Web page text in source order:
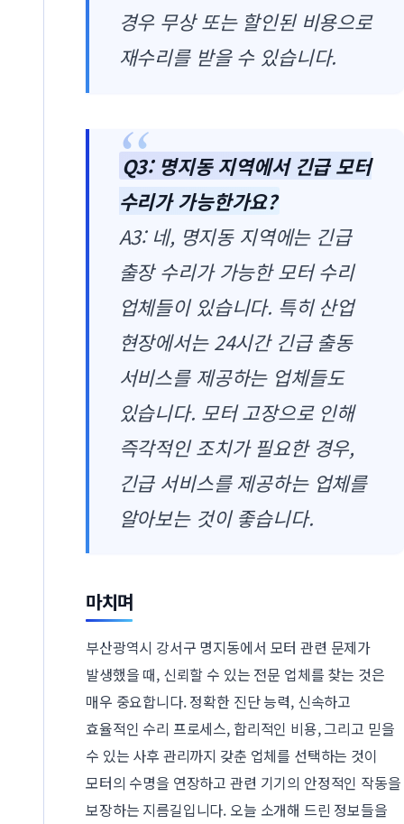
경우 무상 또는 할인된 비용으로
재수리를 받을 수 있습니다.
Q3: 명지동 지역에서 긴급 모터
수리가 가능한가요?
A3: 네, 명지동 지역에는 긴급
출장 수리가 가능한 모터 수리
업체들이 있습니다. 특히 산업
현장에서는 24시간 긴급 출동
서비스를 제공하는 업체들도
있습니다. 모터 고장으로 인해
즉각적인 조치가 필요한 경우,
긴급 서비스를 제공하는 업체를
알아보는 것이 좋습니다.
마치며
부산광역시 강서구 명지동에서 모터 관련 문제가
발생했을 때, 신뢰할 수 있는 전문 업체를 찾는 것은
매우 중요합니다. 정확한 진단 능력, 신속하고
효율적인 수리 프로세스, 합리적인 비용, 그리고 믿을
수 있는 사후 관리까지 갖춘 업체를 선택하는 것이
모터의 수명을 연장하고 관련 기기의 안정적인 작동을
보장하는 지름길입니다. 오늘 소개해 드린 정보들을